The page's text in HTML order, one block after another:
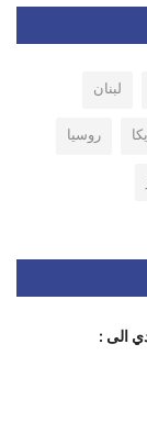
لبنان
روسيا
الى :